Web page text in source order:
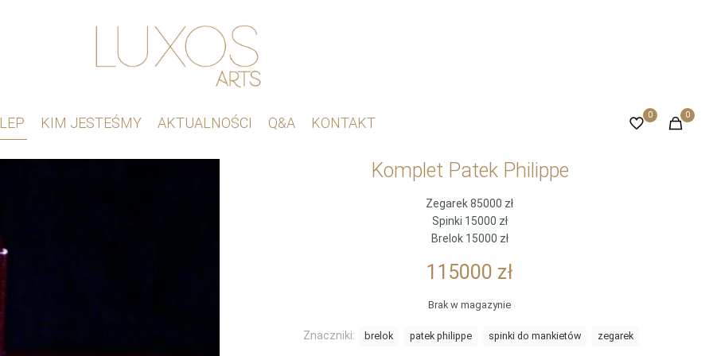
KIM JESTEŚMY AKTUALNOŚCI Q&A KONTAKT 0 0
Komplet Patek Philippe
Zegarek 85000 zł
Spinki 15000 zł
Brelok 15000 zł
115000 zł
Brak w magazynie
Znaczniki: brelok patek philippe spinki do mankietów zegarek